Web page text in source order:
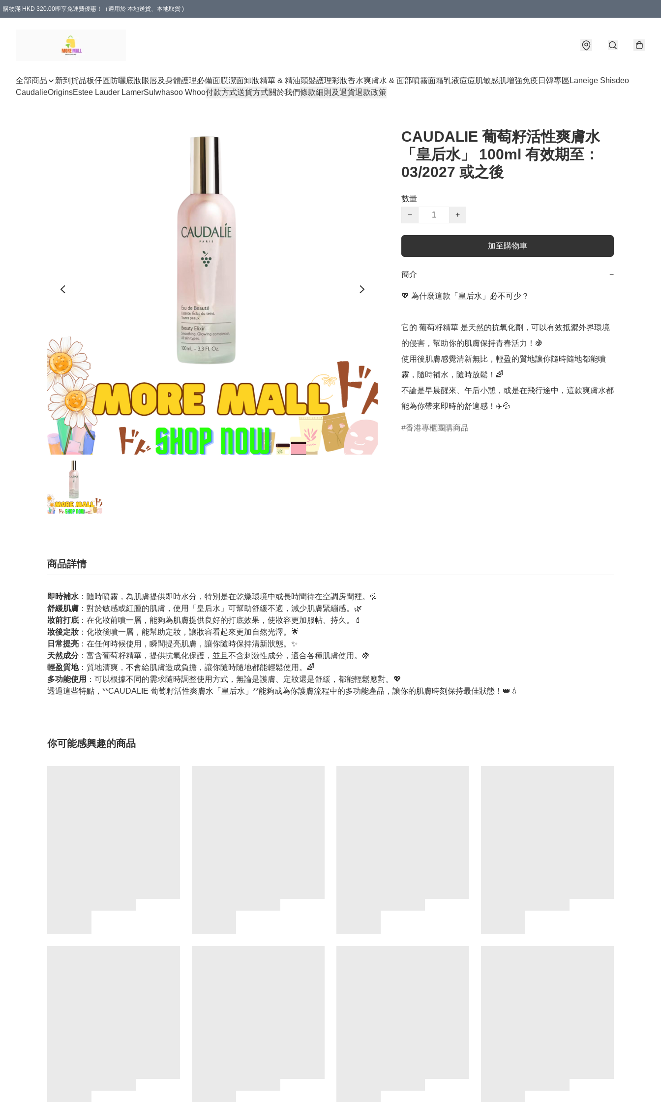
購物滿 HKD 320.00即享免運費優惠！（適用於 本地送貨、本地取貨 )
全部商品 新到貨品板仔區防曬底妝眼唇及身體護理必備面膜潔面卸妝精華 & 精油頭髮護理彩妝香水爽膚水 & 面部噴霧面霜乳液痘痘肌敏感肌增強免疫 日韓專區 Laneige Shisdeo
CaudalieOriginsEstee Lauder LamerSulwhasoo Whoo付款方式送貨方式關於我們條款細則及退貨退款政策
CAUDALIE 葡萄籽活性爽膚水
「皇后水」 100ml 有效期至：
03/2027 或之後
數量
−
+
加至購物車
簡介 −
💖 為什麼這款「皇后水」必不可少？
它的 葡萄籽精華 是天然的抗氧化劑，可以有效抵禦外界環境
的侵害，幫助你的肌膚保持青春活力！🍇
使用後肌膚感覺清新無比，輕盈的質地讓你隨時隨地都能噴
霧，隨時補水，隨時放鬆！🌈
不論是早晨醒來、午后小憩，或是在飛行途中，這款爽膚水都
能為你帶來即時的舒適感！✈️💦
香港專櫃團購商品
商品詳情
即時補水 ：隨時噴霧，為肌膚提供即時水分，特別是在乾燥環境中或長時間待在空調房間裡。💦
舒緩肌膚 ：對於敏感或紅腫的肌膚，使用「皇后水」可幫助舒緩不適，減少肌膚緊繃感。🌿
妝前打底 ：在化妝前噴一層，能夠為肌膚提供良好的打底效果，使妝容更加服帖、持久。💄
妝後定妝 ：化妝後噴一層，能幫助定妝，讓妝容看起來更加自然光澤。🌟
日常提亮 ：在任何時候使用，瞬間提亮肌膚，讓你隨時保持清新狀態。✨
天然成分：富含葡萄籽精華，提供抗氧化保護，並且不含刺激性成分，適合各種肌膚使用。🍇
輕盈質地：質地清爽，不會給肌膚造成負擔，讓你隨時隨地都能輕鬆使用。🌈
多功能使用 ：可以根據不同的需求隨時調整使用方式，無論是護膚、定妝還是舒緩，都能輕鬆應對。💖
透過這些特點，**CAUDALIE 葡萄籽活性爽膚水「皇后水」**能夠成為你護膚流程中的多功能產品，讓你的肌膚時刻保持最佳狀態！👑💧
你可能感興趣的商品